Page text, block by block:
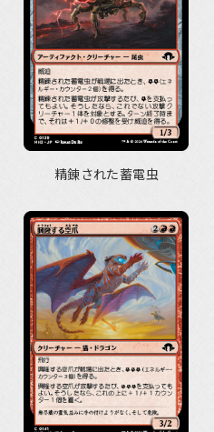
精錬された蓄電虫